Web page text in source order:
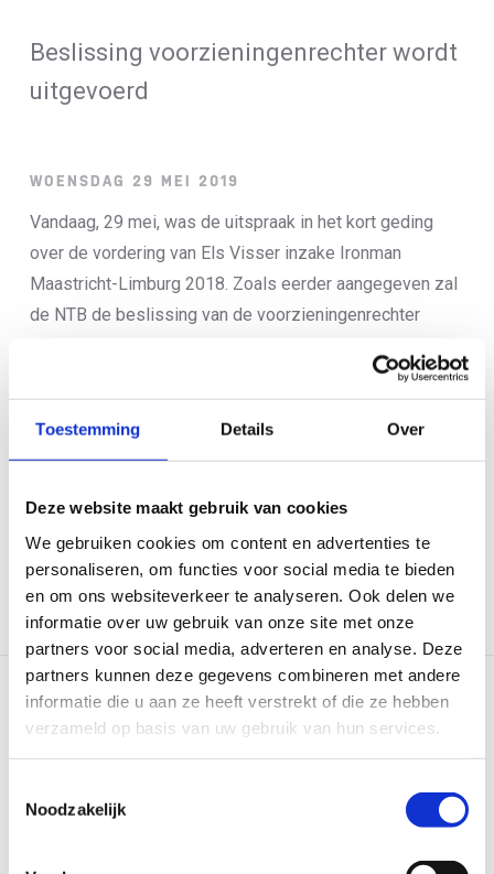
Toestemming Details Over
Deze website maakt gebruik van cookies
We gebruiken cookies om content en advertenties te
personaliseren, om functies voor social media te bieden
en om ons websiteverkeer te analyseren. Ook delen we
informatie over uw gebruik van onze site met onze
partners voor social media, adverteren en analyse. Deze
partners kunnen deze gegevens combineren met andere
informatie die u aan ze heeft verstrekt of die ze hebben
verzameld op basis van uw gebruik van hun services.
Noodzakelijk
Beslissing voorzieningenrechter wordt
uitgevoerd
WOENSDAG 29 MEI 2019
Vandaag, 29 mei, was de uitspraak in het kort geding
over de vordering van Els Visser inzake Ironman
Maastricht-Limburg 2018. Zoals eerder aangegeven zal
de NTB de beslissing van de voorzieningenrechter
NK-titel die Visser eerder ontnomen werd, opnieuw
toegekend zal worden. Op een later moment zal de NTB
zich, na overleg met andere betrokkenen zoals atleten
en de Ironman-organisatie, uitlaten over de vraag of het
voorlopig karakter van de beslissing zonder nieuwe
definitief besluit.
LEES VOLGEND ARTIKEL
TeamNL Triathlon in Polen voor EK
Een week later doen ook zes Nederlanders mee aan het WK